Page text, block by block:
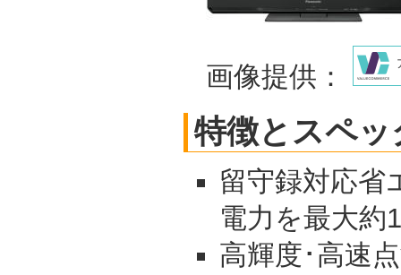
画像提供：
特徴とスペッ
留守録対応省
電力を最大約
高輝度･高速